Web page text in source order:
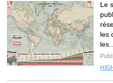
Le
les
les...